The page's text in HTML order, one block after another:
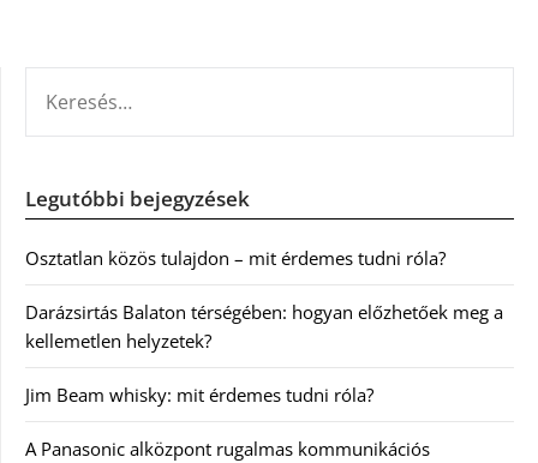
Legutóbbi bejegyzések
Osztatlan közös tulajdon – mit érdemes tudni róla?
Darázsirtás Balaton térségében: hogyan előzhetőek meg a
kellemetlen helyzetek?
Jim Beam whisky: mit érdemes tudni róla?
A Panasonic alközpont rugalmas kommunikációs